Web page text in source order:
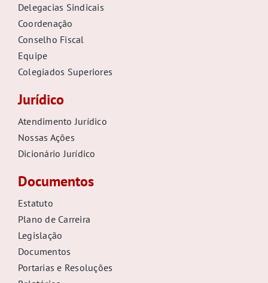
Delegacias Sindicais
Coordenação
Conselho Fiscal
Equipe
Colegiados Superiores
Jurídico
Atendimento Jurídico
Nossas Ações
Dicionário Jurídico
Documentos
Estatuto
Plano de Carreira
Legislação
Documentos
Portarias e Resoluções